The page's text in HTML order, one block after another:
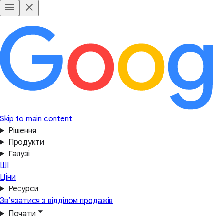
Skip to main content
Рішення
Продукти
Галузі
ШІ
Ціни
Ресурси
Зв’язатися з відділом продажів
Почати